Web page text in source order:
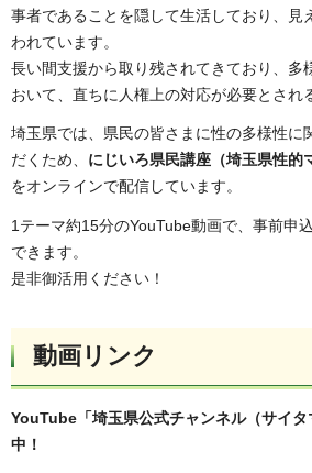
事者であることを隠して生活しており、見
われています。
長い間支援から取り残されてきており、多
おいて、直ちに人権上の対応が必要とされ
埼玉県では、県民の皆さまに性の多様性に
だくため、 にじいろ県民講座（埼玉県性的
をオンラインで配信しています。
1テーマ約15分のYouTube動画で、事前申
できます。
是非御活用ください！
動画リンク
YouTube「埼玉県公式チャンネル（サイ
中！